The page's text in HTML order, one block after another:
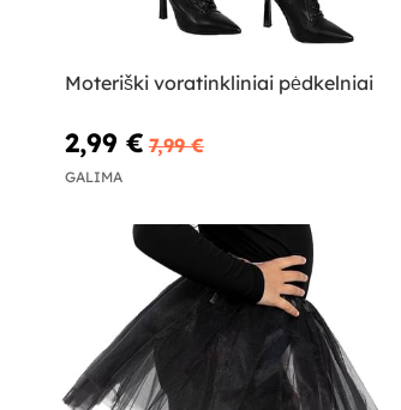
Moteriški voratinkliniai pėdkelniai
2,99 € 7,99 €
GALIMA